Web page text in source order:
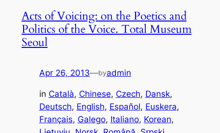
Acts of Voicing: on the Poetics and
Politics of the Voice. Total Museum
Seoul
Apr 26, 2013—byadmin
in Català, Chinese, Czech, Dansk
Deutsch, English, Español, Euskera
Français, Galego, Italiano, Korean